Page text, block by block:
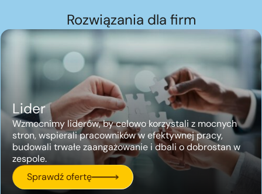
Rozwiązania dla firm
Lider
Wzmocnimy liderów, by celowo korzystali z mocnych
stron, wspierali pracowników w efektywnej pracy,
budowali trwałe zaangażowanie i dbali o dobrostan w
zespole.
Sprawdź ofertę